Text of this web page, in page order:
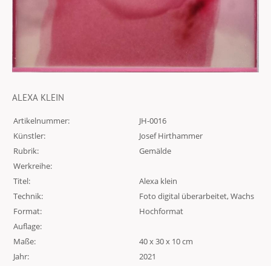
ALEXA KLEIN
Artikelnummer:
JH-0016
Künstler:
Josef Hirthammer
Rubrik:
Gemälde
Werkreihe:
Titel:
Alexa klein
Technik:
Foto digital überarbeitet, Wachs
Format:
Hochformat
Auflage:
Maße:
40 x 30 x 10 cm
Jahr:
2021